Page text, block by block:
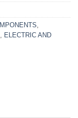
ELECTRIC AND